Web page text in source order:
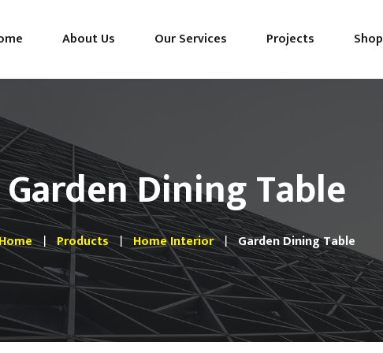
About Us Our Services Projects Shop
Garden Dining Table
Products Home Interior Garden Dining Table